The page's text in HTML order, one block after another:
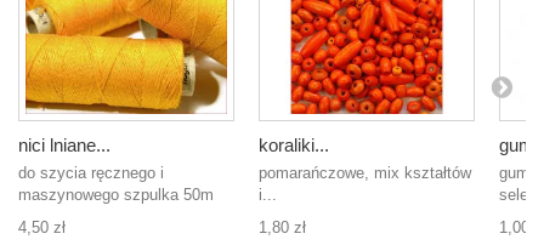
nici lniane...
do szycia ręcznego i
maszynowego szpulka 50m
4,50 zł
koraliki...
pomarańczowe, mix kształtów
i...
1,80 zł
guma
1,00